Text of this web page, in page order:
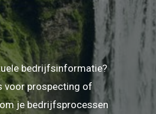
bedrijfsinformatie?
voor prospecting of
je bedrijfsprocessen